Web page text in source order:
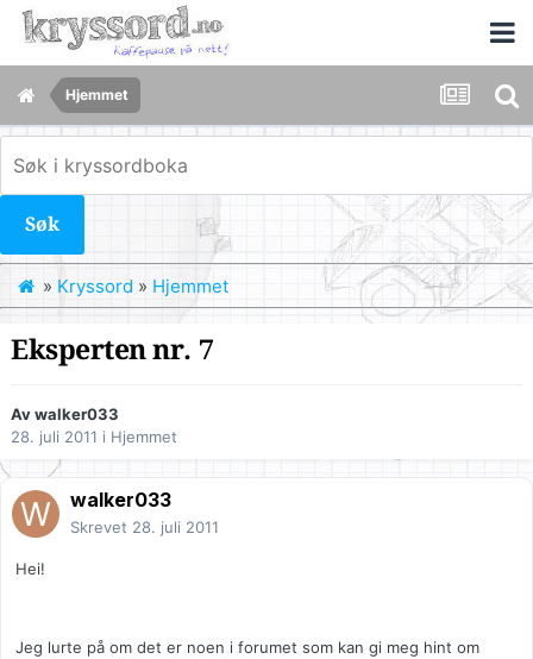
Hjemmet
Søk
» Kryssord » Hjemmet
Eksperten nr. 7
Avwalker033
28. juli 2011 i Hjemmet
walker033
Skrevet 28. juli 2011
Hei!
Jeg lurte på om det er noen i forumet som kan gi meg hint om